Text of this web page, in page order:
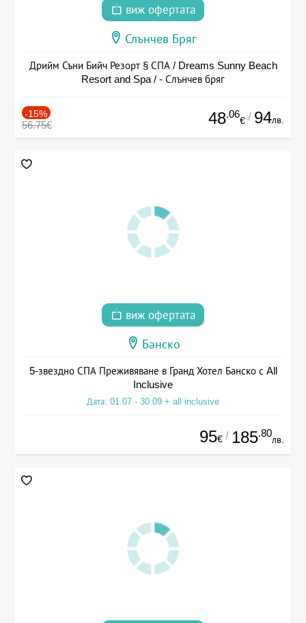
виж офертата
Слънчев Бряг
Дрийм Съни Бийч Резорт § СПА / Dreams Sunny Beach
Resort and Spa / - Слънчев бряг
-15%
56.75€ 48.06
€ / 94лв.
виж офертата
Банско
5-звездно СПА Преживяване в Гранд Хотел Банско с All
Inclusive
Дата: 01.07 - 30.09 + all inclusive
95€ / 185.80
лв.